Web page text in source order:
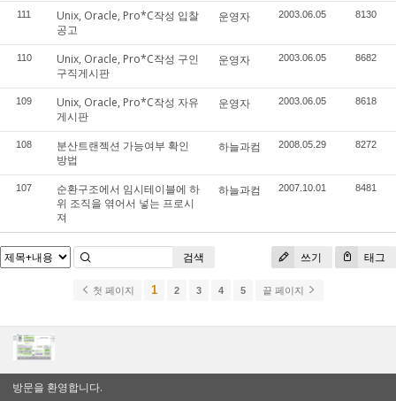
111
Unix, Oracle, Pro*C작성 입찰
공고
운영자 2003.06.05 8130
110
Unix, Oracle, Pro*C작성 구인
구직게시판
운영자 2003.06.05 8682
109
Unix, Oracle, Pro*C작성 자유
게시판
운영자 2003.06.05 8618
108
분산트랜젝션 가능여부 확인
방법
하늘과컴 2008.05.29 8272
107
순환구조에서 임시테이블에 하
위 조직을 엮어서 넣는 프로시
져
하늘과컴 2007.10.01 8481
쓰기 태그
검색
첫 페이지 1 2 3 4 5 끝 페이지
방문을 환영합니다.